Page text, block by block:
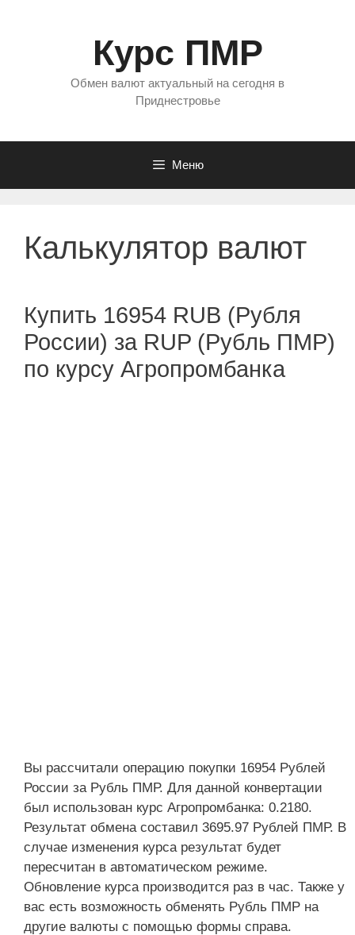
Курс ПМР
Обмен валют актуальный на сегодня в
Приднестровье
Меню
Калькулятор валют
Купить 16954 RUB (Рубля
России) за RUP (Рубль ПМР)
по курсу Агропромбанка
Вы рассчитали операцию покупки 16954 Рублей
России за Рубль ПМР. Для данной конвертации
был использован курс Агропромбанка: 0.2180.
Результат обмена составил 3695.97 Рублей ПМР. В
случае изменения курса результат будет
пересчитан в автоматическом режиме.
Обновление курса производится раз в час. Также у
вас есть возможность обменять Рубль ПМР на
другие валюты с помощью формы справа.